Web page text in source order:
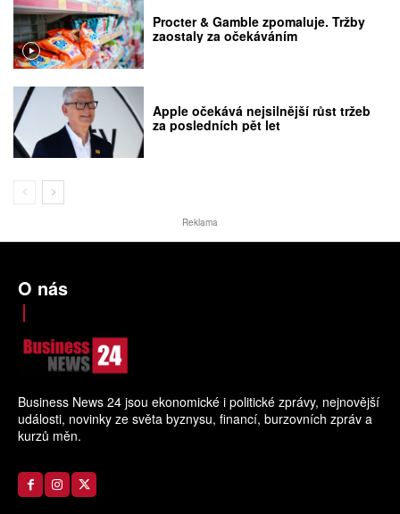
Procter & Gamble zpomaluje. Tržby
zaostaly za očekáváním
Apple očekává nejsilnější růst tržeb
za posledních pět let
Reklama
O nás
Business News 24 jsou ekonomické i politické zprávy, nejnovější
události, novinky ze světa byznysu, financí, burzovních zpráv a
kurzů měn.